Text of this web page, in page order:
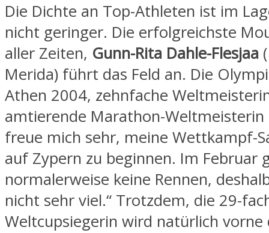
Die Dichte an Top-Athleten ist im
nicht geringer. Die erfolgreichste
aller Zeiten, Gunn-Rita Dahle-Flesjaa
Merida) führt das Feld an. Die
Athen 2004, zehnfache
amtierende Marathon-Weltmeisterin
freue mich sehr, meine Wettkampf-
auf Zypern zu beginnen. Im Februar
normalerweise keine Rennen,
nicht sehr viel.“ Trotzdem, die 29-
Weltcupsiegerin wird natürlich vorne